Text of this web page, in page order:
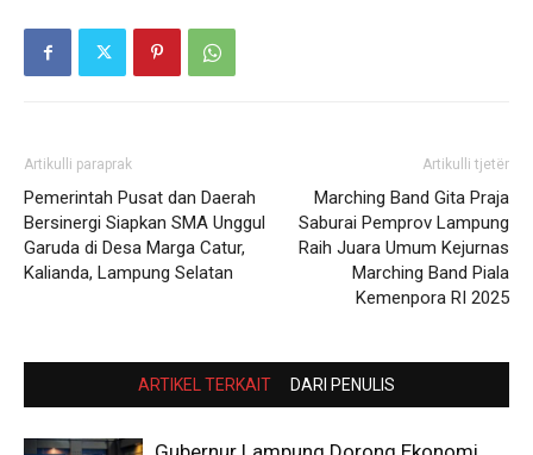
Artikulli paraprak
Pemerintah Pusat dan Daerah
Bersinergi Siapkan SMA Unggul
Garuda di Desa Marga Catur,
Kalianda, Lampung Selatan
Artikulli tjetër
Marching Band Gita Praja
Saburai Pemprov Lampung
Raih Juara Umum Kejurnas
Marching Band Piala
Kemenpora RI 2025
ARTIKEL TERKAIT DARI PENULIS